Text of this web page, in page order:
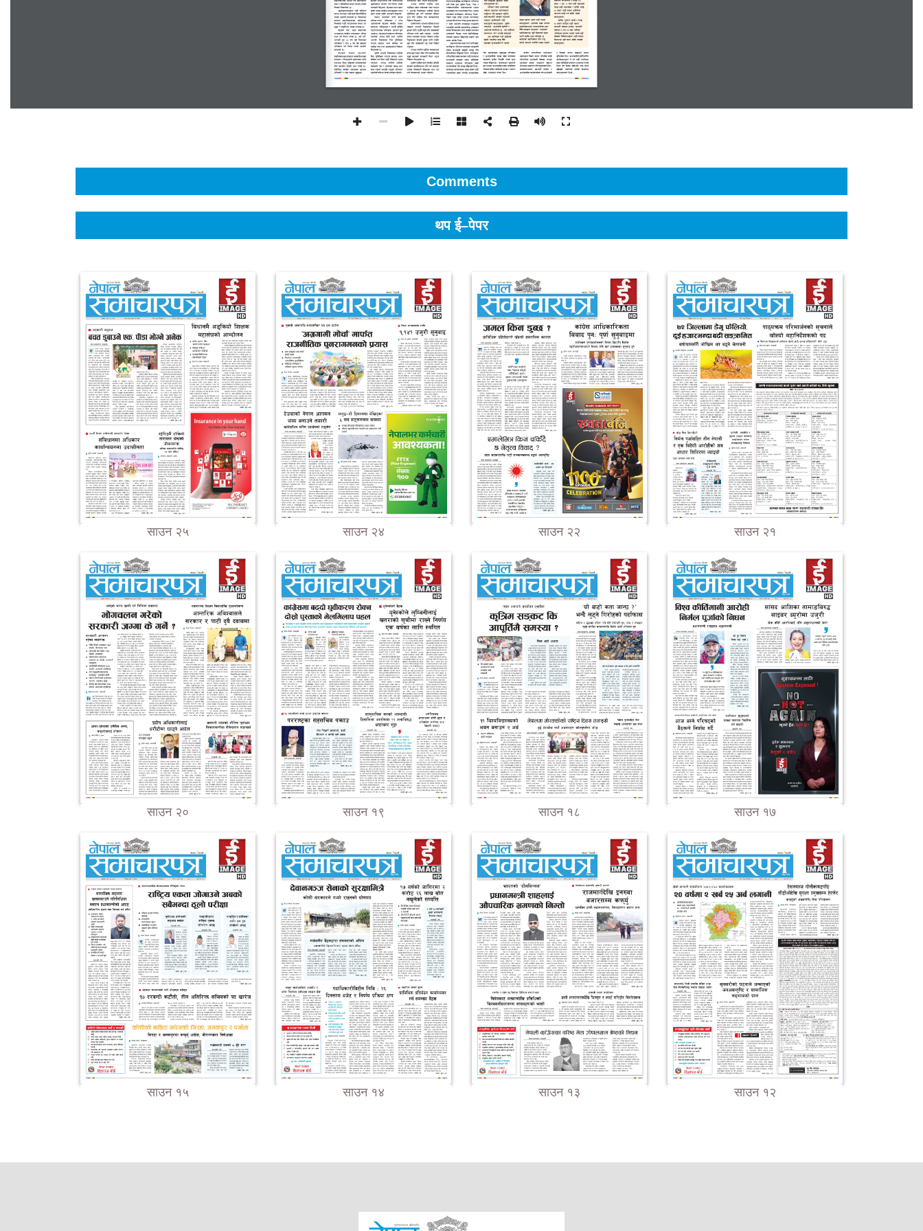
Comments
थप ई–पेपर
साउन २५ साउन २४ साउन २२ साउन २१
साउन २० साउन १९ साउन १८ साउन १७
साउन १५ साउन १४ साउन १३ साउन १२